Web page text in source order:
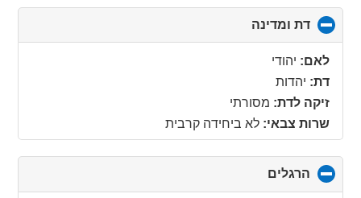
דת ומדינה
to
לאם: יהודי
דת: יהדות
זיקה לדת: מסורתי
שרות צבאי: לא ביחידה קרבית
הרגלים
to